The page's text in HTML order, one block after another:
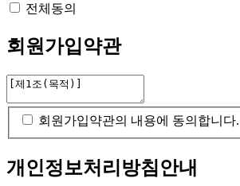
전체동의
회원가입약관
회원가입약관의 내용에 동의합니다.
개인정보처리방침안내